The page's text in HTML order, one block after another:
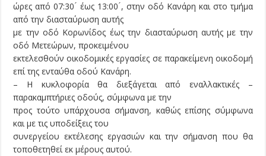
ώρες από 07:30 ́ έως 13:00 ́, στην οδό Κανάρη και στο τμήμα
από την διασταύρωση αυτής
με την οδό Κορωνίδος έως την διασταύρωση αυτής με την
οδό Μετεώρων, προκειμένου
εκτελεσθούν οικοδομικές εργασίες σε παρακείμενη οικοδομή
επί της ενταύθα οδού Κανάρη.
– Η κυκλοφορία θα διεξάγεται από εναλλακτικές –
παρακαμπτήριες οδούς, σύμφωνα με την
προς τούτο υπάρχουσα σήμανση, καθώς επίσης σύμφωνα
και με τις υποδείξεις του
συνεργείου εκτέλεσης εργασιών και την σήμανση που θα
τοποθετηθεί εκ μέρους αυτού.